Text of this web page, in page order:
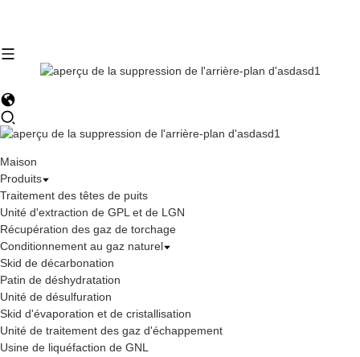
Maison
Produits
Traitement des têtes de puits
Unité d'extraction de GPL et de LGN
Récupération des gaz de torchage
Conditionnement au gaz naturel
Skid de décarbonation
Patin de déshydratation
Unité de désulfuration
Skid d'évaporation et de cristallisation
Unité de traitement des gaz d'échappement
Usine de liquéfaction de GNL